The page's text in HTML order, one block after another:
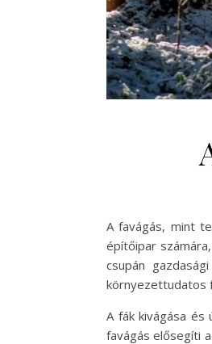
A favágás, mint
építőipar
csupán
környezettudatos
A fák kivágása
favágás elősegíti